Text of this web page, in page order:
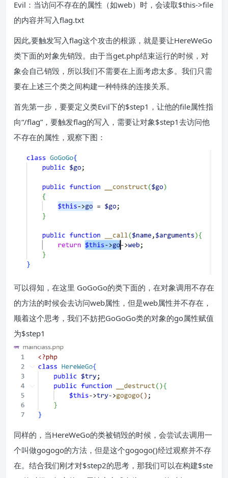
Evil：当访问不存在的属性（如web）时，会读取$this->file
的内容并写入flag.txt
因此,要触发写入flag这个攻击的根源，就是要让HereWeGo
类下面的对象先销毁。由于当get.php结束运行的时候，对
象会自己销毁，所以我们不需要在上面考虑太多。我们只需
要在上述三个类之间构建一种特殊的连接关系。
首先第一步，要要定义类Evil下的$step1，让他的file属性指
向“/flag”，要触发flag的写入，需要让对象$step1去访问他
不存在的属性，观察下图：
可以得知，在这里 GoGoGo的类下面的，在对象调用不存在
的方法的时候会去访问web属性，但是web属性并不存在，
顺着这个思考，我们不妨把GoGoGo类的对象的go属性赋值
为$step1
同样的，当HereWeGo的类被销毁的时候，会尝试去调用一
个叫做gogogo的方法，但是这个gogogo()经过观察并不存
在。结合我们刚才对$step2的思考，那我们可以在构建$ste